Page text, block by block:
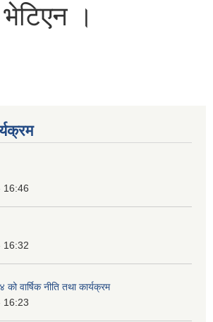
।
16:46
16:32
वार्षिक नीति तथा कार्यक्रम
16:23